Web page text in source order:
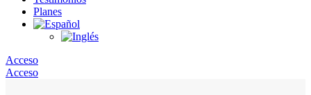
Planes
Acceso
Acceso